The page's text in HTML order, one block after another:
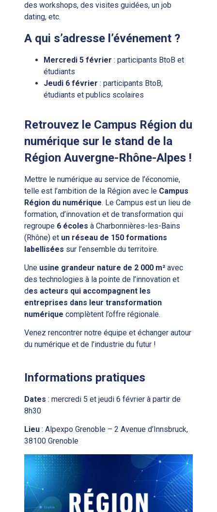
des workshops, des visites guidées, un job
dating, etc.
A qui s’adresse l’événement ?
Mercredi 5 février : participants BtoB et
étudiants
Jeudi 6 février : participants BtoB,
étudiants et publics scolaires
Retrouvez le Campus Région du
numérique sur le stand de la
Région Auvergne-Rhône-Alpes !
Mettre le numérique au service de l’économie,
telle est l’ambition de la Région avec le Campus
Région du numérique. Le Campus est un lieu de
formation, d’innovation et de transformation qui
regroupe 6 écoles à Charbonnières-les-Bains
(Rhône) et un réseau de 150 formations
labellisées sur l’ensemble du territoire.
Une usine grandeur nature de 2 000 m² avec
des technologies à la pointe de l’innovation et
des acteurs qui accompagnent les
entreprises dans leur transformation
numérique complètent l’offre régionale.
Venez rencontrer notre équipe et échanger autour
du numérique et de l’industrie du futur !
Informations pratiques
Dates : mercredi 5 et jeudi 6 février à partir de
8h30
Lieu : Alpexpo Grenoble – 2 Avenue d’Innsbruck,
38100 Grenoble